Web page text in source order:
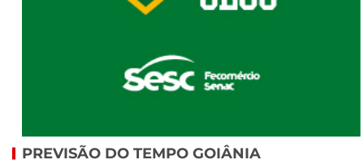
PREVISÃO DO TEMPO GOIÂNIA